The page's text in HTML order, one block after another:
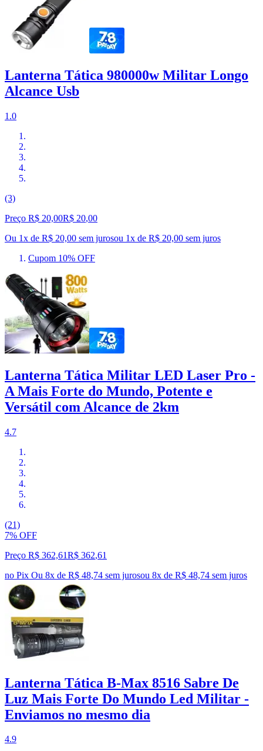
Lanterna Tática 980000w Militar Longo
Alcance Usb
1.0
(3)
Preço R$ 20,00R$ 20,00
Ou 1x de R$ 20,00 sem jurosou 1x de R$ 20,00 sem juros
Cupom 10% OFF
Lanterna Tática Militar LED Laser Pro -
A Mais Forte do Mundo, Potente e
Versátil com Alcance de 2km
4.7
(21)
7% OFF
Preço R$ 362,61R$ 362,61
no Pix Ou 8x de R$ 48,74 sem jurosou 8x de R$ 48,74 sem juros
Lanterna Tática B-Max 8516 Sabre De
Luz Mais Forte Do Mundo Led Militar -
Enviamos no mesmo dia
4.9